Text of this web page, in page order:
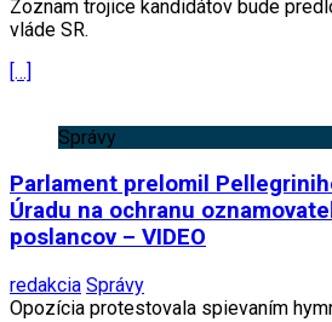
Zoznam trojice kandidátov bude
vláde SR.
[…]
Správy
Parlament prelomil
Úradu na ochranu
poslancov – VIDEO
redakcia Správy
Opozícia protestovala spievaním